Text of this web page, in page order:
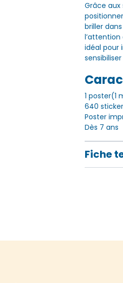
Grâce
briller
idéal pour
1 poster(1
640
Poster
Dès 7 ans
Fiche